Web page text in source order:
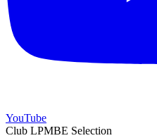
YouTube
Club LPMBE Selection